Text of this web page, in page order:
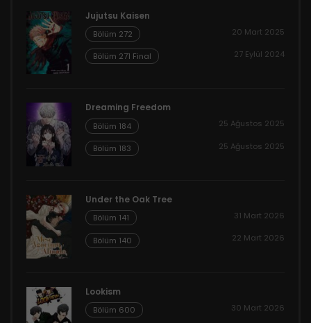
Jujutsu Kaisen
Bölüm 272 20 Mart 2025
Bölüm 271 Final 27 Eylül 2024
Dreaming Freedom
Bölüm 184 25 Ağustos 2025
Bölüm 183 25 Ağustos 2025
Under the Oak Tree
Bölüm 141 31 Mart 2026
Bölüm 140 22 Mart 2026
Lookism
Bölüm 600 30 Mart 2026